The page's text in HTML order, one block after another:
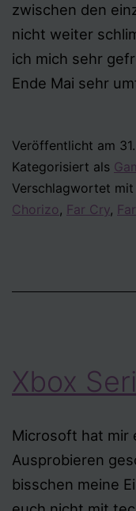
zwischen den
nicht weiter
ich mich sehr
Ende Mai sehr
Veröffentlicht am
Kategorisiert als
Verschlagwortet mit
Chorizo, Far Cry,
Xbox
Microsoft hat mir
Ausprobieren
bisschen meine